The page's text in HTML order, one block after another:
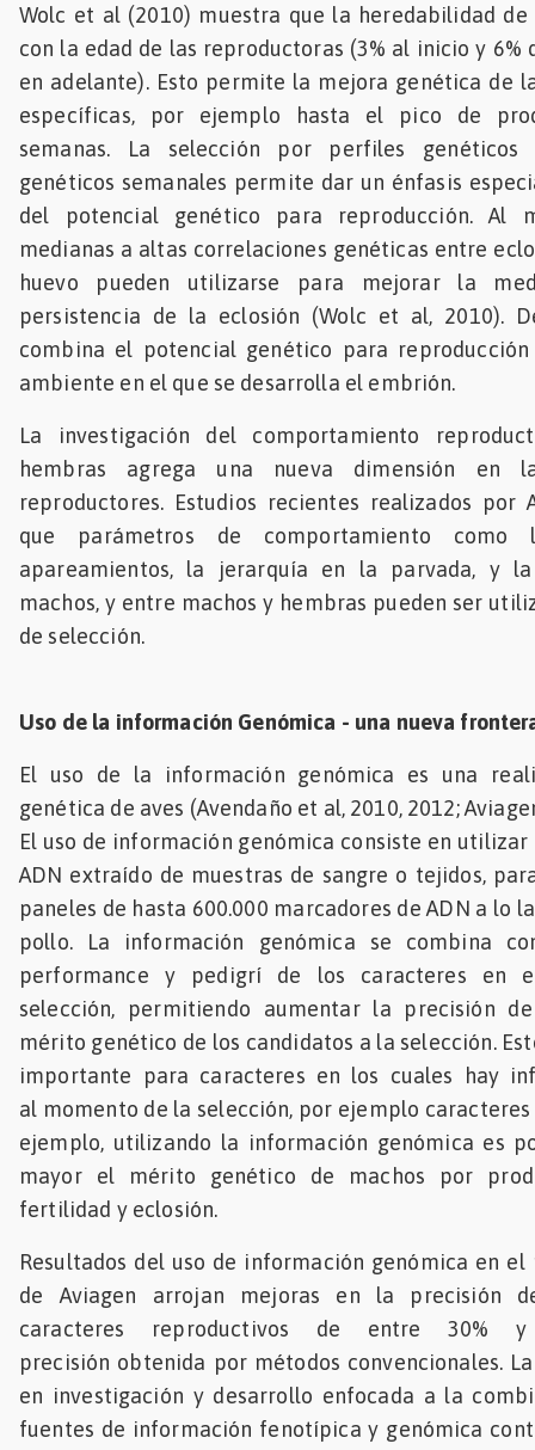
Wolc et al (2010) muestra que la heredabilidad
con la edad de las reproductoras (3% al inicio y 6%
en adelante). Esto permite la mejora genética de
específicas, por ejemplo hasta el pico de
semanas. La selección por perfiles genéticos
genéticos semanales permite dar un énfasis
del potencial genético para reproducción. Al
medianas a altas correlaciones genéticas entre
huevo pueden utilizarse para mejorar la
persistencia de la eclosión (Wolc et al, 2010).
combina el potencial genético para
ambiente en el que se desarrolla el embrión.
La investigación del comportamiento
hembras agrega una nueva dimensión en
reproductores. Estudios recientes realizados por
que parámetros de comportamiento como
apareamientos, la jerarquía en la parvada, y
machos, y entre machos y hembras pueden ser
de selección.
Uso de la información Genómica - una nueva
El uso de la información genómica es una
genética de aves (Avendaño et al, 2010, 2012;
El uso de información genómica consiste en
ADN extraído de muestras de sangre o tejidos,
paneles de hasta 600.000 marcadores de ADN a lo
pollo. La información genómica se combina
performance y pedigrí de los caracteres en
selección, permitiendo aumentar la precisión
mérito genético de los candidatos a la selección.
importante para caracteres en los cuales hay
al momento de la selección, por ejemplo caracteres
ejemplo, utilizando la información genómica es
mayor el mérito genético de machos por
fertilidad y eclosión.
Resultados del uso de información genómica en
de Aviagen arrojan mejoras en la precisión
caracteres reproductivos de entre 30%
precisión obtenida por métodos convencionales.
en investigación y desarrollo enfocada a la
fuentes de información fenotípica y genómica